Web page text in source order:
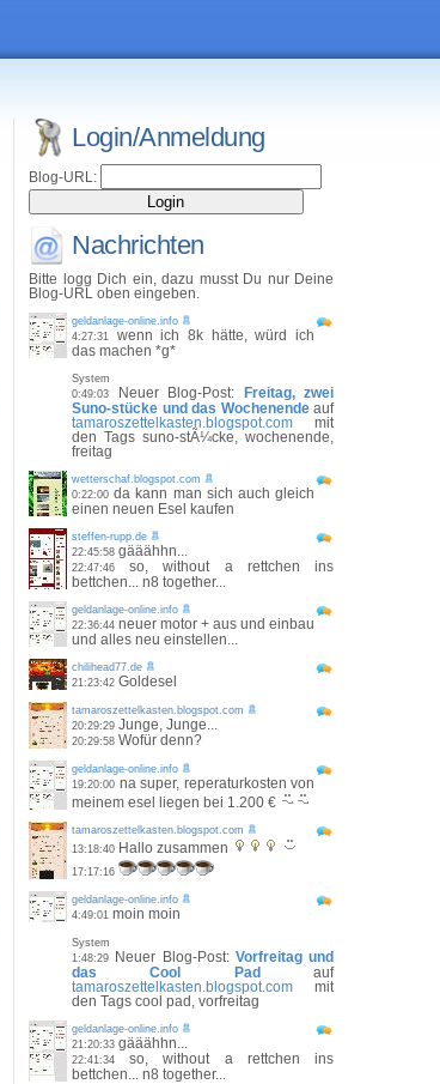
Login/Anmeldung
Blog-URL:
Nachrichten
Bitte logg Dich ein, dazu musst Du nur Deine
Blog-URL oben eingeben.
geldanlage-online.info
4:27:31 wenn ich 8k hätte, würd ich
das machen *g*
System
0:49:03
Neuer Blog-Post:
Freitag, zwei
Suno-stücke und das Wochenendeauf
tamaroszettelkasten.blogspot.com mit
den Tags suno-stÃ¼cke, wochenende,
freitag
wetterschaf.blogspot.com
0:22:00da kann man sich auch gleich
einen neuen Esel kaufen
steffen-rupp.de
22:45:58 gääähhn...
22:47:46so, without a rettchen ins
bettchen... n8 together...
geldanlage-online.info
22:36:44 neuer motor + aus und einbau
und alles neu einstellen...
chilihead77.de
21:23:42 Goldesel
tamaroszettelkasten.blogspot.com
20:29:29 Junge, Junge...
20:29:58 Wofür denn?
geldanlage-online.info
19:20:00 na super, reperaturkosten von
meinem esel liegen bei 1.200 €
tamaroszettelkasten.blogspot.com
13:18:40 Hallo zusammen
17:17:16
geldanlage-online.info
4:49:01 moin moin
System
1:48:29
Neuer Blog-Post: Vorfreitag und
das Cool Pad
auf
tamaroszettelkasten.blogspot.com mit
den Tags cool pad, vorfreitag
geldanlage-online.info
21:20:33 gääähhn...
22:41:34so, without a rettchen ins
bettchen... n8 together...